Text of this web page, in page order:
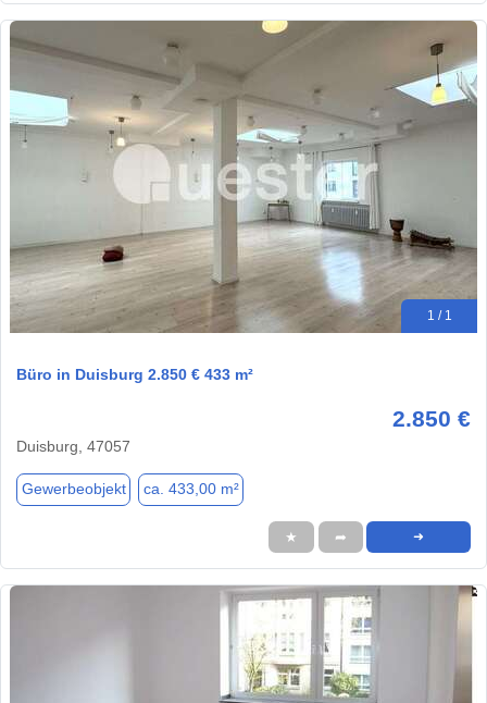
1 / 1
Büro in Duisburg 2.850 € 433 m²
2.850 €
Duisburg, 47057
Gewerbeobjekt ca. 433,00 m²
★ ➦ ➜